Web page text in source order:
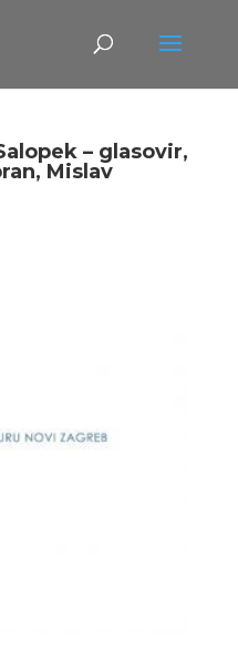
– glasovir,
Mislav